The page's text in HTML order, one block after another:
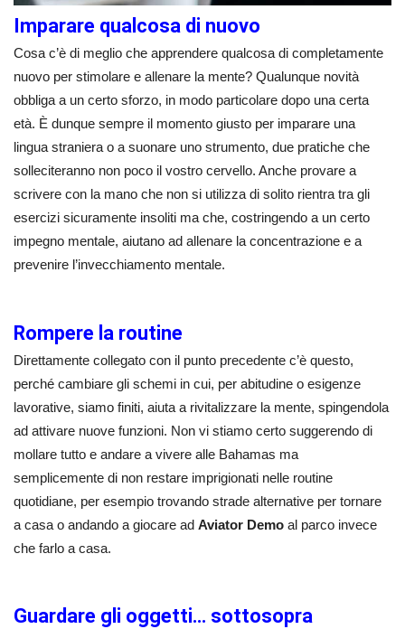
Imparare qualcosa di nuovo
Cosa c’è di meglio che apprendere qualcosa di completamente
nuovo per stimolare e allenare la mente? Qualunque novità
obbliga a un certo sforzo, in modo particolare dopo una certa
età. È dunque sempre il momento giusto per imparare una
lingua straniera o a suonare uno strumento, due pratiche che
solleciteranno non poco il vostro cervello. Anche provare a
scrivere con la mano che non si utilizza di solito rientra tra gli
esercizi sicuramente insoliti ma che, costringendo a un certo
impegno mentale, aiutano ad allenare la concentrazione e a
prevenire l’invecchiamento mentale.
Rompere la routine
Direttamente collegato con il punto precedente c’è questo,
perché cambiare gli schemi in cui, per abitudine o esigenze
lavorative, siamo finiti, aiuta a rivitalizzare la mente, spingendola
ad attivare nuove funzioni. Non vi stiamo certo suggerendo di
mollare tutto e andare a vivere alle Bahamas ma
semplicemente di non restare imprigionati nelle routine
quotidiane, per esempio trovando strade alternative per tornare
a casa o andando a giocare ad Aviator Demo al parco invece
che farlo a casa.
Guardare gli oggetti… sottosopra